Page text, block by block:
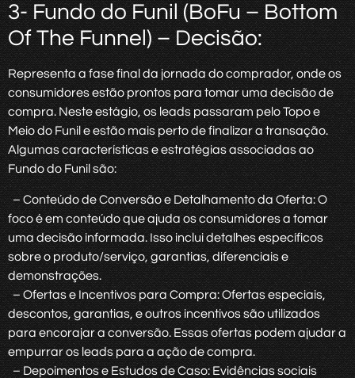
3- Fundo do Funil (BoFu – Bottom
Of The Funnel) – Decisão:
Representa a fase final da jornada do comprador, onde os
consumidores estão prontos para tomar uma decisão de
compra. Neste estágio, os leads passaram pelo Topo e
Meio do Funil e estão mais perto de finalizar a transação.
Algumas características e estratégias associadas ao
Fundo do Funil são:
– Conteúdo de Conversão e Detalhamento da Oferta: O
foco é em conteúdo que ajuda os consumidores a tomar
uma decisão informada. Isso inclui detalhes específicos
sobre o produto/serviço, garantias, diferenciais e
demonstrações.
– Ofertas e Incentivos para Compra: Ofertas especiais,
descontos, garantias, e outros incentivos são utilizados
para encorajar a conversão. Essas ofertas podem ajudar a
empurrar os leads para a ação de compra.
– Depoimentos e Estudos de Caso: Evidências sociais